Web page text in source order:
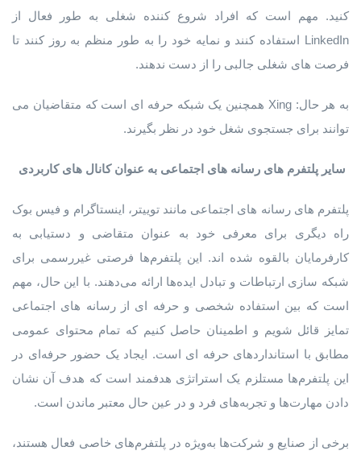
کنید. مهم است که افراد شروع کننده شغلی به طور فعال از
LinkedIn استفاده کنند و نمایه خود را به طور منظم به روز کنند تا
فرصت های شغلی جالبی را از دست ندهند.
به هر حال: Xing همچنین یک شبکه حرفه ای است که متقاضیان می
توانند برای جستجوی شغل خود در نظر بگیرند.
سایر پلتفرم های رسانه های اجتماعی به عنوان کانال های کاربردی
پلتفرم های رسانه های اجتماعی مانند توییتر، اینستاگرام و فیس بوک
راه دیگری برای معرفی خود به عنوان متقاضی و دستیابی به
کارفرمایان بالقوه شده اند. این پلتفرم‌ها فرصتی غیررسمی برای
شبکه‌ سازی ارتباطات و تبادل ایده‌ها ارائه می‌دهند. با این حال، مهم
است که بین استفاده شخصی و حرفه ای از رسانه های اجتماعی
تمایز قائل شویم و اطمینان حاصل کنیم که تمام محتوای عمومی
مطابق با استانداردهای حرفه ای است. ایجاد یک حضور حرفه‌ای در
این پلتفرم‌ها مستلزم یک استراتژی هدفمند است که هدف آن نشان
دادن مهارت‌ها و تجربه‌های فرد و در عین حال معتبر ماندن است.
برخی از صنایع و شرکت‌ها به‌ویژه در پلتفرم‌های خاصی فعال هستند،